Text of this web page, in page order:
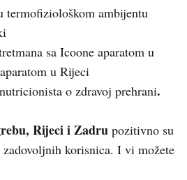
termofiziološkom ambijentu
sa Icoone aparatom u
u Rijeci
o zdravoj prehrani.
Rijeci i Zadru pozitivno su
korisnica. I vi možete